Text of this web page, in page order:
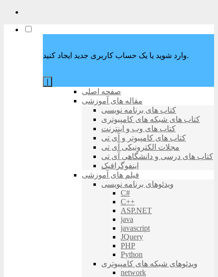
وارد شوید یا یک حساب کاربری جدید ایجاد کنید.
صفحه اصلی
مقاله های آموزشی
کتاب های برنامه نویسی
کتاب های شبکه های کامپیوتری
کتاب های وب و اینترنت
کتاب های کامپیوتر و آی تی
مجلات الکترونیکی آی تی
کتاب های درسی و دانشگاهی آی تی
اینفوگرافیک
فیلم های آموزشی
ویدئوهای برنامه نویسی
C#
C++
ASP.NET
java
javascript
JQuery
PHP
Python
ویدئوهای شبکه های کامپیوتری
network